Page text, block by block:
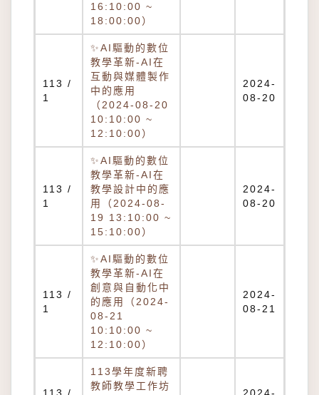
16:10:00 ~
18:00:00）
113 /
1
✨AI驅動的數位
教學革新-AI在
互動與媒體製作
中的應用
（2024-08-20
10:10:00 ~
12:10:00）
2024-
08-20
113 /
1
✨AI驅動的數位
教學革新-AI在
教學設計中的應
用（2024-08-
19 13:10:00 ~
15:10:00）
2024-
08-20
113 /
1
✨AI驅動的數位
教學革新-AI在
創意與自動化中
的應用（2024-
08-21
10:10:00 ~
12:10:00）
2024-
08-21
113學年度新聘
教師教學工作坊